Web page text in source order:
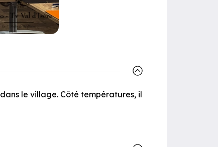
le village. Côté températures, il